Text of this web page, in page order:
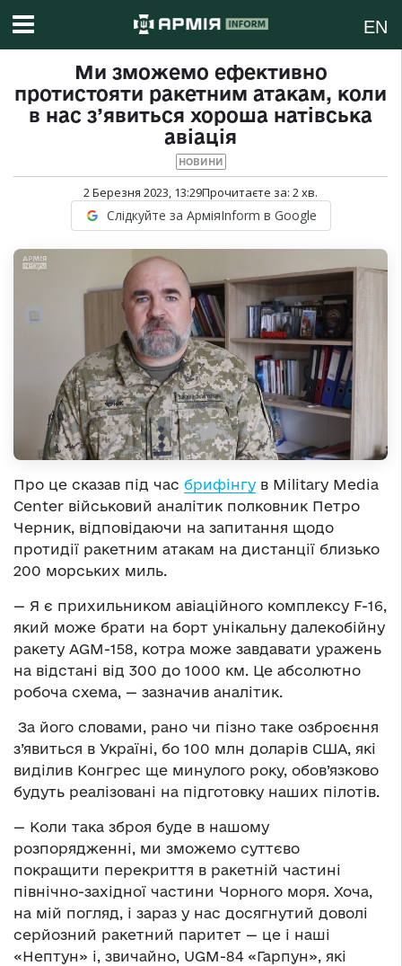
EN
Ми зможемо ефективно
протистояти ракетним атакам, коли
в нас з’явиться хороша натівська
авіація
НОВИНИ
2 Березня 2023, 13:29Прочитаєте за: 2хв.
Слідкуйте за АрміяInform в Google
Про це сказав під час брифінгу в Military Media
Center військовий аналітик полковник Петро
Черник, відповідаючи на запитання щодо
протидії ракетним атакам на дистанції близько
200 морських миль.
— Я є прихильником авіаційного комплексу F-16,
який може брати на борт унікальну далекобійну
ракету АGM-158, котра може завдавати уражень
на відстані від 300 до 1000 км. Це абсолютно
робоча схема, — зазначив аналітик.
За його словами, рано чи пізно таке озброєння
з’явиться в Україні, бо 100 млн доларів США, які
виділив Конгрес ще минулого року, обов’язково
будуть реалізовані на підготовку наших пілотів.
— Коли така зброя буде в нашому
розпорядженні, ми зможемо суттєво
покращити перекриття в ракетній частині
північно-західної частини Чорного моря. Хоча,
на мій погляд, і зараз у нас досягнутий доволі
серйозний ракетний паритет — це і наші
«Нептун» і, звичайно, UGM-84 «Гарпун», які